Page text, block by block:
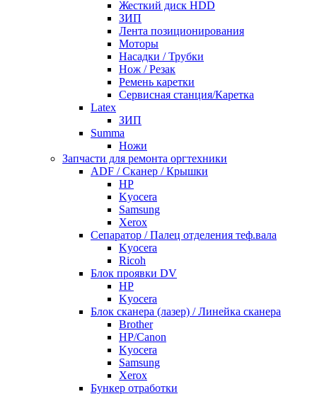
Жесткий диск HDD
ЗИП
Лента позиционирования
Моторы
Насадки / Трубки
Нож / Резак
Ремень каретки
Сервисная станция/Каретка
Latex
ЗИП
Summa
Ножи
Запчасти для ремонта оргтехники
ADF / Сканер / Крышки
HP
Kyocera
Samsung
Xerox
Cепаратор / Палец отделения теф.вала
Kyocera
Ricoh
Блок проявки DV
HP
Kyocera
Блок сканера (лазер) / Линейка сканера
Brother
HP/Canon
Kyocera
Samsung
Xerox
Бункер отработки